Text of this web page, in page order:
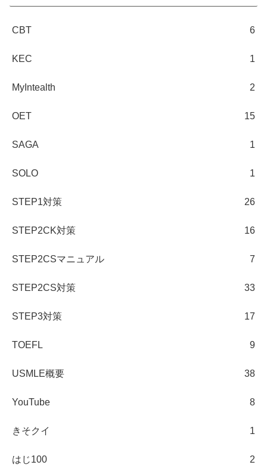
CBT 6
KEC 1
MyIntealth 2
OET 15
SAGA 1
SOLO 1
STEP1対策 26
STEP2CK対策 16
STEP2CSマニュアル 7
STEP2CS対策 33
STEP3対策 17
TOEFL 9
USMLE概要 38
YouTube 8
きそクイ 1
はじ100 2